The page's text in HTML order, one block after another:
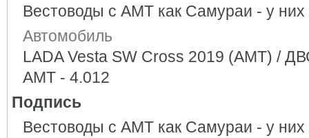
Вестоводы с АМТ как Самураи - у них
Автомобиль
LADA Vesta SW Cross 2019 (AMT) /
АМТ - 4.012
Подпись
Вестоводы с АМТ как Самураи - у них